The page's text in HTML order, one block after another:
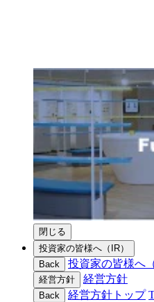
閉じる
投資家の皆様へ（IR）
Back
投資家の皆様へ
経営方針 経営方針
Back 経営方針トップ